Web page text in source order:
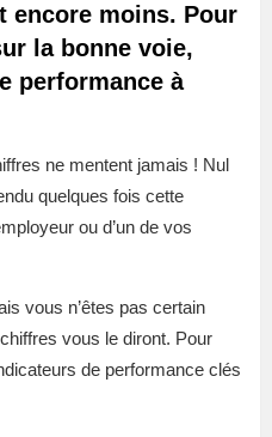
encore moins. Pour
la bonne voie,
performance à
ne mentent jamais ! Nul
quelques fois cette
ou d’un de vos
vous n’êtes pas certain
vous le diront. Pour
de performance clés